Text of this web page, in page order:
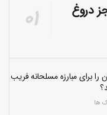
دروغ
برای مبارزه مسلحانه فریب